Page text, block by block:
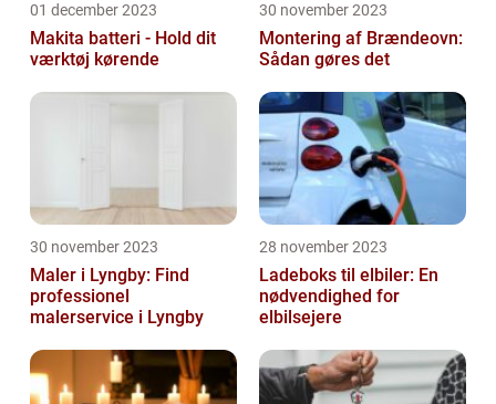
01 december 2023
Makita batteri - Hold dit
værktøj kørende
30 november 2023
Montering af Brændeovn:
Sådan gøres det
30 november 2023
Maler i Lyngby: Find
professionel
malerservice i Lyngby
28 november 2023
Ladeboks til elbiler: En
nødvendighed for
elbilsejere